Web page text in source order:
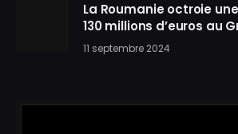
La Roumanie octroie
130 millions d’euros au
11 septembre 2024